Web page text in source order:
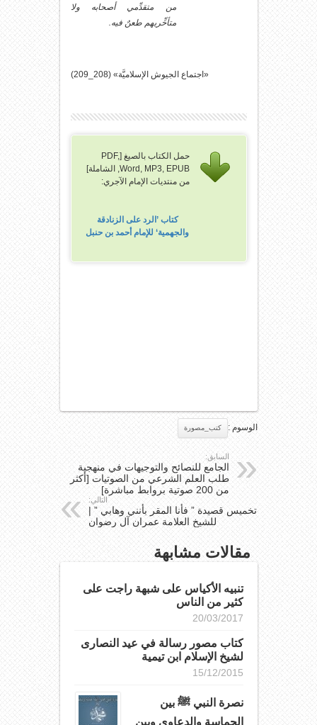
من متقدِّمي أصحابه ولا
متأخِّريهم طعنٌ فيه.
«اجتماع الجيوش الإسلاميَّة» (208_209)
حمل الكتاب بالصيغ [PDF,
Word, MP3, EPUB, الشاملة]
من منتديات الإمام الآجري:
كتاب ’الرد على الزنادقة
والجهمية‘ للإمام أحمد بن حنبل
الوسوم : كتب_مصورة
السابق:
الجامع للنصائح والتوجيهات في منهجية
طلب العلم الشرعي من الصوتيات [أكثر
من 200 صوتية بروابط مباشرة]
التالي:
تخميس قصيدة ” فأنا المقر بأنني وهابي ” |
للشيخ العلامة عمران آل رضوان
مقالات مشابهة
تنبيه الأكياس على شبهة راجت على
كثير من الناس
20/03/2017
كتاب مصور رسالة في عيد النصارى
لشيخ الإسلام ابن تيمية
15/12/2015
نصرة النبي ﷺ بين
الحماسة والدعاوى وبين